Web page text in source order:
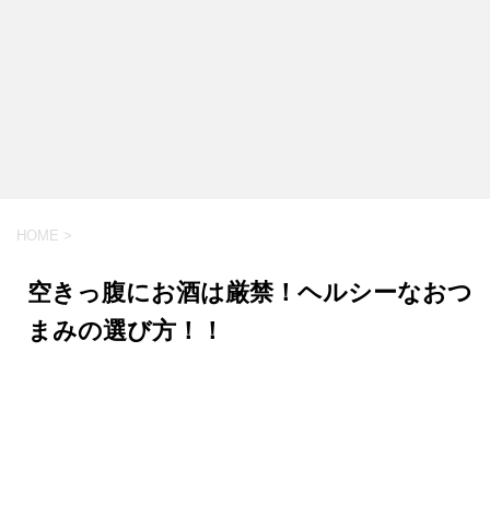
HOME >
空きっ腹にお酒は厳禁！ヘルシーなおつ
まみの選び方！！